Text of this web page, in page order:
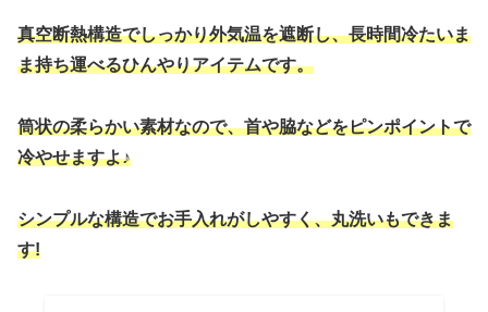
真空断熱構造でしっかり外気温を遮断し、長時間冷たいま
ま持ち運べるひんやりアイテムです。
筒状の柔らかい素材なので、首や脇などをピンポイントで
冷やせますよ♪
シンプルな構造でお手入れがしやすく、丸洗いもできま
す!